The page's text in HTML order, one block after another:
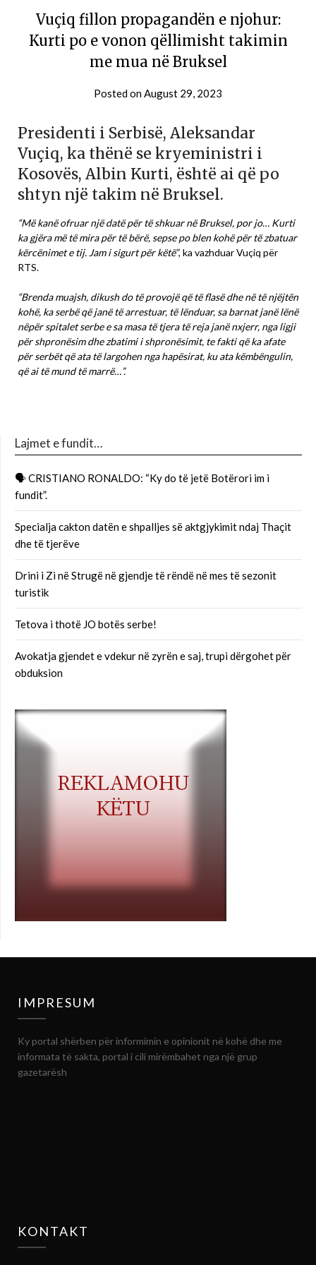
Vuçiq fillon propagandën e njohur:
Kurti po e vonon qëllimisht takimin
me mua në Bruksel
Posted onAugust 29, 2023
Presidenti i Serbisë, Aleksandar
Vuçiq, ka thënë se kryeministri i
Kosovës, Albin Kurti, është ai që po
shtyn një takim në Bruksel.
“Më kanë ofruar një datë për të shkuar në Bruksel, por jo… Kurti
ka gjëra më të mira për të bërë, sepse po blen kohë për të zbatuar
kërcënimet e tij. Jam i sigurt për këtë”, ka vazhduar Vuçiq për
RTS.
“Brenda muajsh, dikush do të provojë që të flasë dhe në të njëjtën
kohë, ka serbë që janë të arrestuar, të lënduar, sa barnat janë lënë
nëpër spitalet serbe e sa masa të tjera të reja janë nxjerr, nga ligji
për shpronësim dhe zbatimi i shpronësimit, te fakti që ka afate
për serbët që ata të largohen nga hapësirat, ku ata këmbëngulin,
që ai të mund të marrë…”.
Lajmet e fundit…
🗣 CRISTIANO RONALDO: “Ky do të jetë Botërori im i
fundit”.
Specialja cakton datën e shpalljes së aktgjykimit ndaj Thaçit
dhe të tjerëve
Drini i Zi në Strugë në gjendje të rëndë në mes të sezonit
turistik
Tetova i thotë JO botës serbe!
Avokatja gjendet e vdekur në zyrën e saj, trupi dërgohet për
obduksion
IMPRESUM
Ky portal shërben për informimin e opinionit në kohë dhe me
informata të sakta, portal i cili mirëmbahet nga një grup
gazetarësh
KONTAKT